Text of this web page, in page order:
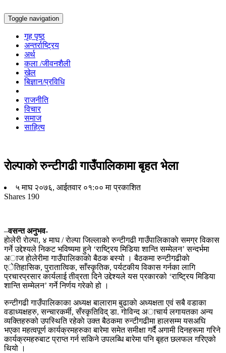
Toggle navigation
गृह पृष्ठ
अन्तर्राष्ट्रिय
अर्थ
कला /जीवनशैली
खेल
बिज्ञान/प्रविधि
राजनीति
विचार
समाज
साहित्य
राेल्पाकाे रुन्टीगढी गाउँपालिकामा बृहत भेला
५ माघ २०७६, आईतवार ०१:०० मा प्रकाशित
Shares 190
–वसन्त अनुभव-
हाेलेरी राेल्पा, ४ माघ / राेल्पा जिल्लाको रुन्टीगढी गाउँपालिकाकाे समग्र विकास
गर्ने उद्देश्यले निकट भविष्यमा हुने ‘राष्ट्रिय मिडिया शान्ति सम्मेलन’ सन्दर्भमा
अाज हाेलेरीमा गाउँपालिकाकाे बैठक बस्यो । बैठकमा रुन्टीगढीकाे
एेतिहासिक, पुरातात्विक, साँस्कृतिक, पर्यटकीय विकास गर्नका लागि
प्रचारप्रसार कार्यलाई तीव्रता दिने उद्देश्यले यस प्रकारको ‘राष्ट्रिय मिडिया
शान्ति सम्मेलन’ गर्ने निर्णय गरेको हो ।
रुन्टीगढी गाउँपालिकाका अध्यक्ष बालाराम बुढाकाे अध्यक्षता एवं सबै वडाका
वडाध्यक्षहरु, सन्चारकर्मी, सँस्कृतिविद् डा. गाेविन्द अाचार्य लगायतका अन्य
व्यक्तिहरुको उपस्थिति रहेकाे उक्त बैठकमा रुन्टीगढीमा हालसम्म यसअघि
भएका महत्वपूर्ण कार्यक्रमहरुका बारेमा समेत समीक्षा गर्दै अगामी दिनहरूमा गरिने
कार्यक्रमहरुबाट प्राप्त गर्न सकिने उपलब्धि बारेमा पनि बृहत छलफल गरिएको
थियो ।